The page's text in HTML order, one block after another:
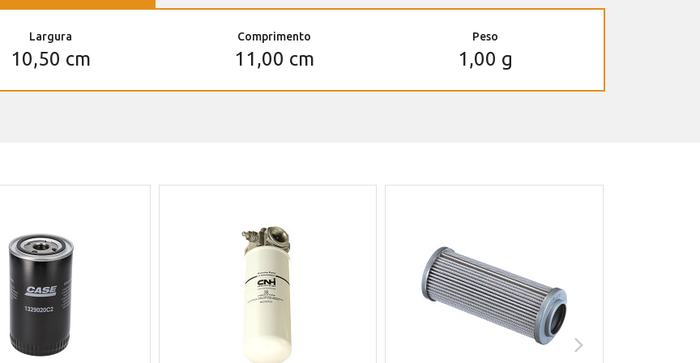
Largura
10,50 cm
Comprimento
11,00 cm
Peso
1,00 g